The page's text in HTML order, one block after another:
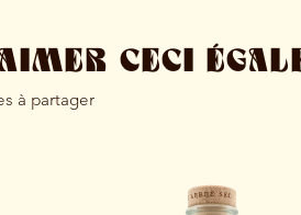
CECI
à partager